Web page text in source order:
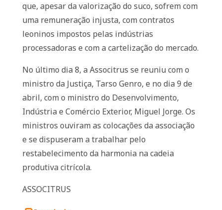
que, apesar da valorização do suco, sofrem com
uma remuneração injusta, com contratos
leoninos impostos pelas indústrias
processadoras e com a cartelização do mercado.
No último dia 8, a Associtrus se reuniu com o
ministro da Justiça, Tarso Genro, e no dia 9 de
abril, com o ministro do Desenvolvimento,
Indústria e Comércio Exterior, Miguel Jorge. Os
ministros ouviram as colocações da associação
e se dispuseram a trabalhar pelo
restabelecimento da harmonia na cadeia
produtiva citrícola.
ASSOCITRUS